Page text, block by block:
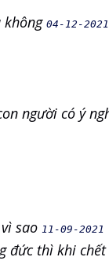
không 04-12-2021
người có ý
sao 11-09-2021
đức thì khi